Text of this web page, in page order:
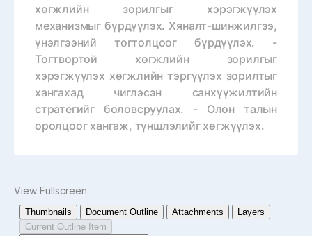
хөгжлийн зорилгыг хэрэгжүүлэх
механизмыг бүрдүүлэх. Хяналт-шинжилгээ,
үнэлгээний тогтолцоог бүрдүүлэх. -
Тогтвортой хөгжлийн зорилгыг
хэрэгжүүлэх хөгжлийн тэргүүлэх зорилтыг
хангахад чиглэсэн санхүүжилтийн
стратегийг боловсруулах. - Олон талын
оролцоог хангаж, түншлэлийг хөгжүүлэх.
View Fullscreen